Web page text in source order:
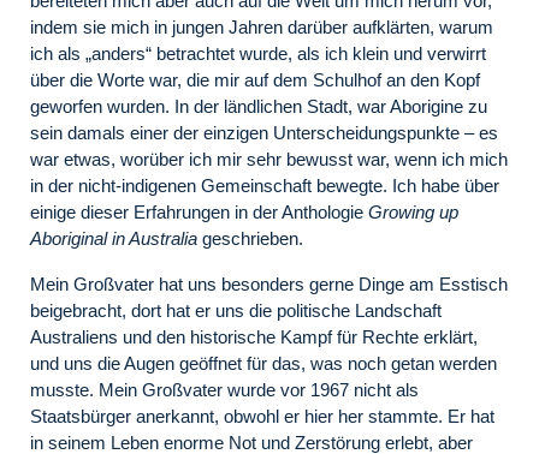
indem sie mich in jungen Jahren darüber aufklärten, warum
ich als „anders“ betrachtet wurde, als ich klein und verwirrt
über die Worte war, die mir auf dem Schulhof an den Kopf
geworfen wurden. In der ländlichen Stadt, war Aborigine zu
sein damals einer der einzigen Unterscheidungspunkte – es
war etwas, worüber ich mir sehr bewusst war, wenn ich mich
in der nicht-indigenen Gemeinschaft bewegte. Ich habe über
einige dieser Erfahrungen in der Anthologie Growing up
Aboriginal in Australia geschrieben.
Mein Großvater hat uns besonders gerne Dinge am Esstisch
beigebracht, dort hat er uns die politische Landschaft
Australiens und den historische Kampf für Rechte erklärt,
und uns die Augen geöffnet für das, was noch getan werden
musste. Mein Großvater wurde vor 1967 nicht als
Staatsbürger anerkannt, obwohl er hier her stammte. Er hat
in seinem Leben enorme Not und Zerstörung erlebt, aber